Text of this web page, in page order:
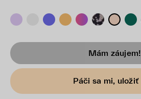
Mám záujem!
Páči sa mi, uložiť